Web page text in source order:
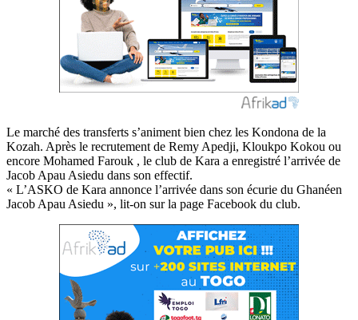
Le marché des transferts s’animent bien chez les Kondona de la
Kozah. Après le recrutement de Remy Apedji, Kloukpo Kokou ou
encore Mohamed Farouk , le club de Kara a enregistré l’arrivée de
Jacob Apau Asiedu dans son effectif.
« L’ASKO de Kara annonce l’arrivée dans son écurie du Ghanéen
Jacob Apau Asiedu », lit-on sur la page Facebook du club.